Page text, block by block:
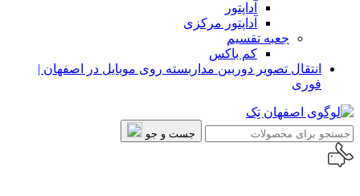
آداپتور
آداپتور مرکزی
جعبه تقسیم
کم باکس
انتقال تصویر دوربین مداربسته روی موبایل در اصفهان |
فوری
جست و جو